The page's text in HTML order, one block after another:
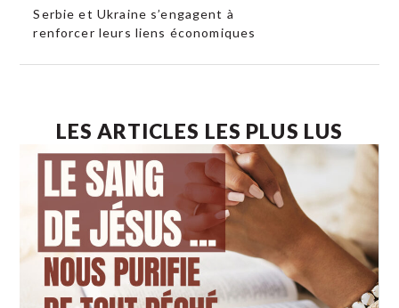
Serbie et Ukraine s’engagent à
renforcer leurs liens économiques
LES ARTICLES LES PLUS LUS